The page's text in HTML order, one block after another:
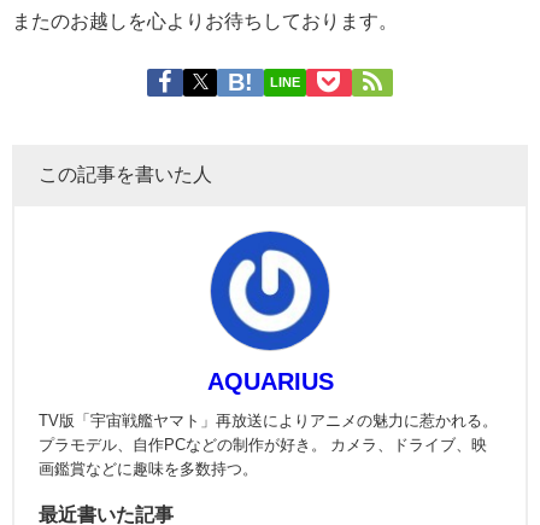
またのお越しを心よりお待ちしております。
LINE
この記事を書いた人
AQUARIUS
TV版「宇宙戦艦ヤマト」再放送によりアニメの魅力に惹かれる。
プラモデル、自作PCなどの制作が好き。 カメラ、ドライブ、映
画鑑賞などに趣味を多数持つ。
最近書いた記事